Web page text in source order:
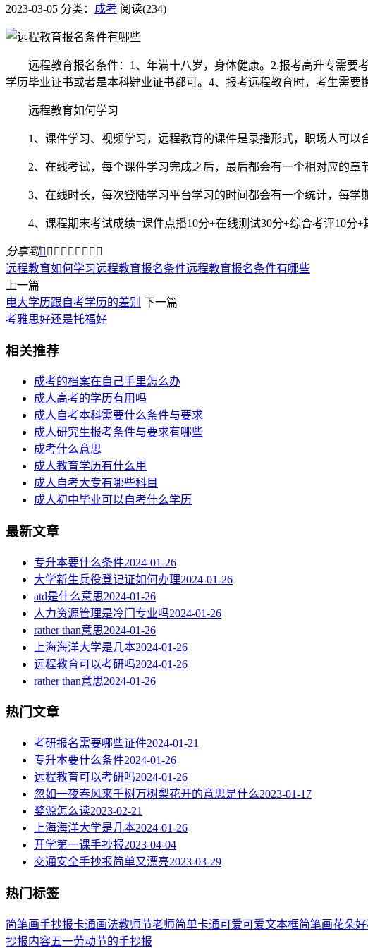
2023-03-05 分类： 成考 阅读(234)
远程教育报名条件：1、年满十八岁，身体健康。2.报考高升专需要
学历毕业证书或者是本科肄业证书都可。4、报考远程教育时，考生需
远程教育如何学习
1、课件学习、视频学习，远程教育的课件是录播形式，职场人可以
2、在线考试，每个课件学习完成之后，最后都会有一个相对应的章节
3、在线时长，每次登陆学习平台学习的时间都会有一个统计，每学
4、课程期末考试成绩=课件点播10分+在线测试30分+综合考评10分+
分享到        
远程教育如何学习远程教育报名条件远程教育报名条件有哪些
上一篇
电大学历跟自考学历的差别 下一篇
考雅思好还是托福好
相关推荐
成考的档案在自己手里怎么办
成人高考的学历有用吗
成人自考本科需要什么条件与要求
成人研究生报考条件与要求有哪些
成考什么意思
成人教育学历有什么用
成人自考大专有哪些科目
成人初中毕业可以自考什么学历
最新文章
专升本要什么条件2024-01-26
大学新生兵役登记证如何办理2024-01-26
atd是什么意思2024-01-26
人力资源管理是冷门专业吗2024-01-26
rather than意思2024-01-26
上海海洋大学是几本2024-01-26
远程教育可以考研吗2024-01-26
rather than意思2024-01-26
热门文章
考研报名需要哪些证件2024-01-21
专升本要什么条件2024-01-26
远程教育可以考研吗2024-01-26
忽如一夜春风来千树万树梨花开的意思是什么2023-01-17
婺源怎么读2023-02-21
上海海洋大学是几本2024-01-26
开学第一课手抄报2023-04-04
交通安全手抄报简单又漂亮2023-03-29
热门标签
简笔画手抄报卡通画法教师节老师简单卡通可爱可爱文本框简笔画花朵
抄报内容五一劳动节的手抄报